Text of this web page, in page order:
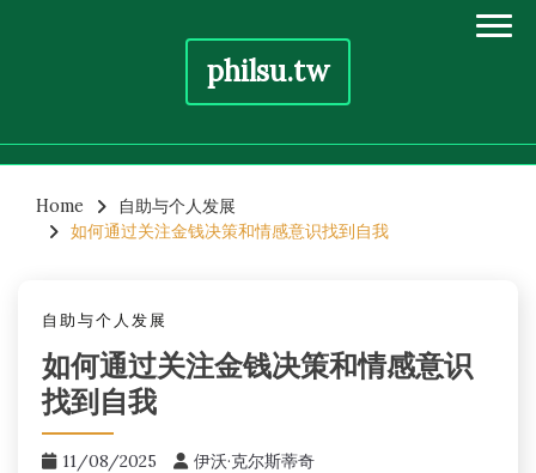
philsu.tw
content
Home
自助与个人发展
如何通过关注金钱决策和情感意识找到自我
自助与个人发展
如何通过关注金钱决策和情感意识
找到自我
11/08/2025 伊沃·克尔斯蒂奇